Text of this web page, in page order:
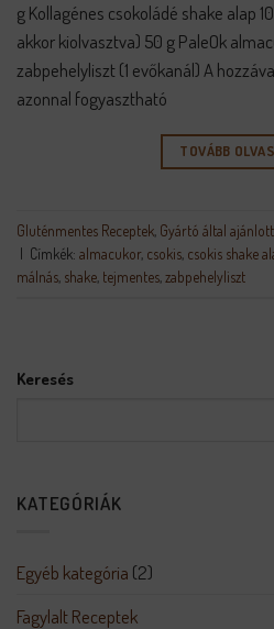
g Kollagénes csokoládé shake alap
akkor kiolvasztva) 50 g PaleOk
zabpehelyliszt (1 evőkanál) A
azonnal fogyasztható
TOVÁBB
Gluténmentes Receptek, Gyártó által
| Címkék: almacukor, csokis, csokis shake
málnás, shake, tejmentes,zabpehelyliszt
Keresés
KATEGÓRIÁK
Egyéb kategória (2)
Fagylalt Receptek